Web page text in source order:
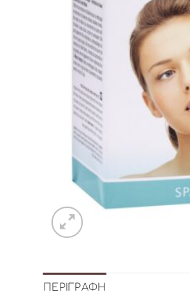
ΠΕΡΙΓΡΑΦΉ